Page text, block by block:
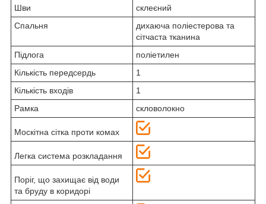
Шви
склеєний
Спальня
дихаюча поліестерова та
сітчаста тканина
Підлога
поліетилен
Кількість передсердь
1
Кількість входів
1
Рамка
скловолокно
Москітна сітка проти комах
Легка система розкладання
Поріг, що захищає від води
та бруду в коридорі